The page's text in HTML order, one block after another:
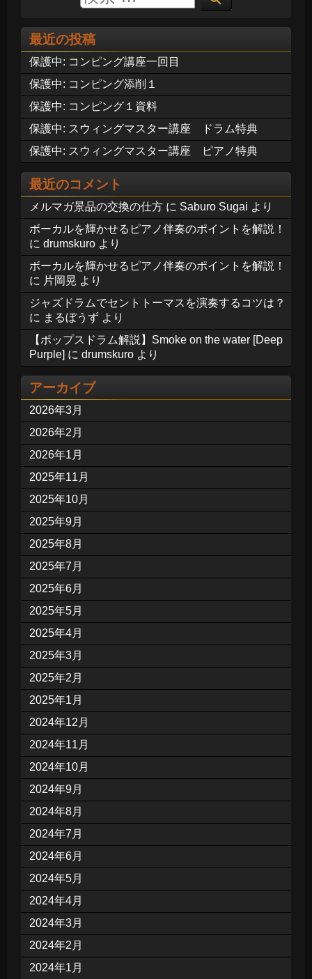
最近の投稿
保護中: コンピング講座一回目
保護中: コンピング添削１
保護中: コンピング１資料
保護中: スウィングマスター講座 ドラム特典
保護中: スウィングマスター講座 ピアノ特典
最近のコメント
メルマガ景品の交換の仕方 に Saburo Sugai より
ボーカルを輝かせるピアノ伴奏のポイントを解説！
に drumskuro より
ボーカルを輝かせるピアノ伴奏のポイントを解説！
に 片岡晃 より
ジャズドラムでセントトーマスを演奏するコツは？
に まるぼうず より
【ポップスドラム解説】Smoke on the water [Deep
Purple] に drumskuro より
アーカイブ
2026年3月
2026年2月
2026年1月
2025年11月
2025年10月
2025年9月
2025年8月
2025年7月
2025年6月
2025年5月
2025年4月
2025年3月
2025年2月
2025年1月
2024年12月
2024年11月
2024年10月
2024年9月
2024年8月
2024年7月
2024年6月
2024年5月
2024年4月
2024年3月
2024年2月
2024年1月